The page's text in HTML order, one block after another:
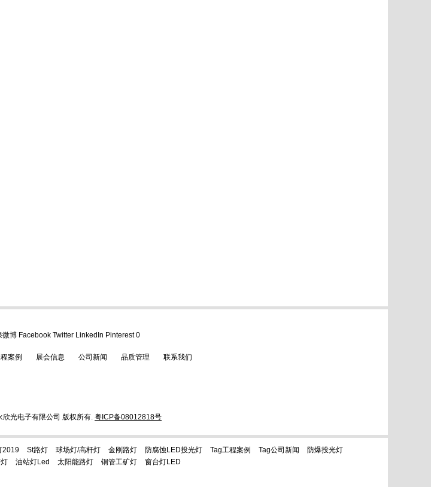
微博 Facebook Twitter LinkedIn Pinterest 0
案例 展会信息 公司新闻 品质管理 联系我们
光电子有限公司 版权所有. 粤ICP备08012818号
2019 St路灯 球场灯/高杆灯 金刚路灯 防腐蚀LED投光灯 Tag工程案例 Tag公司新闻
防爆投光灯
油站灯led 太阳能路灯 铜管工矿灯 窗台灯LED